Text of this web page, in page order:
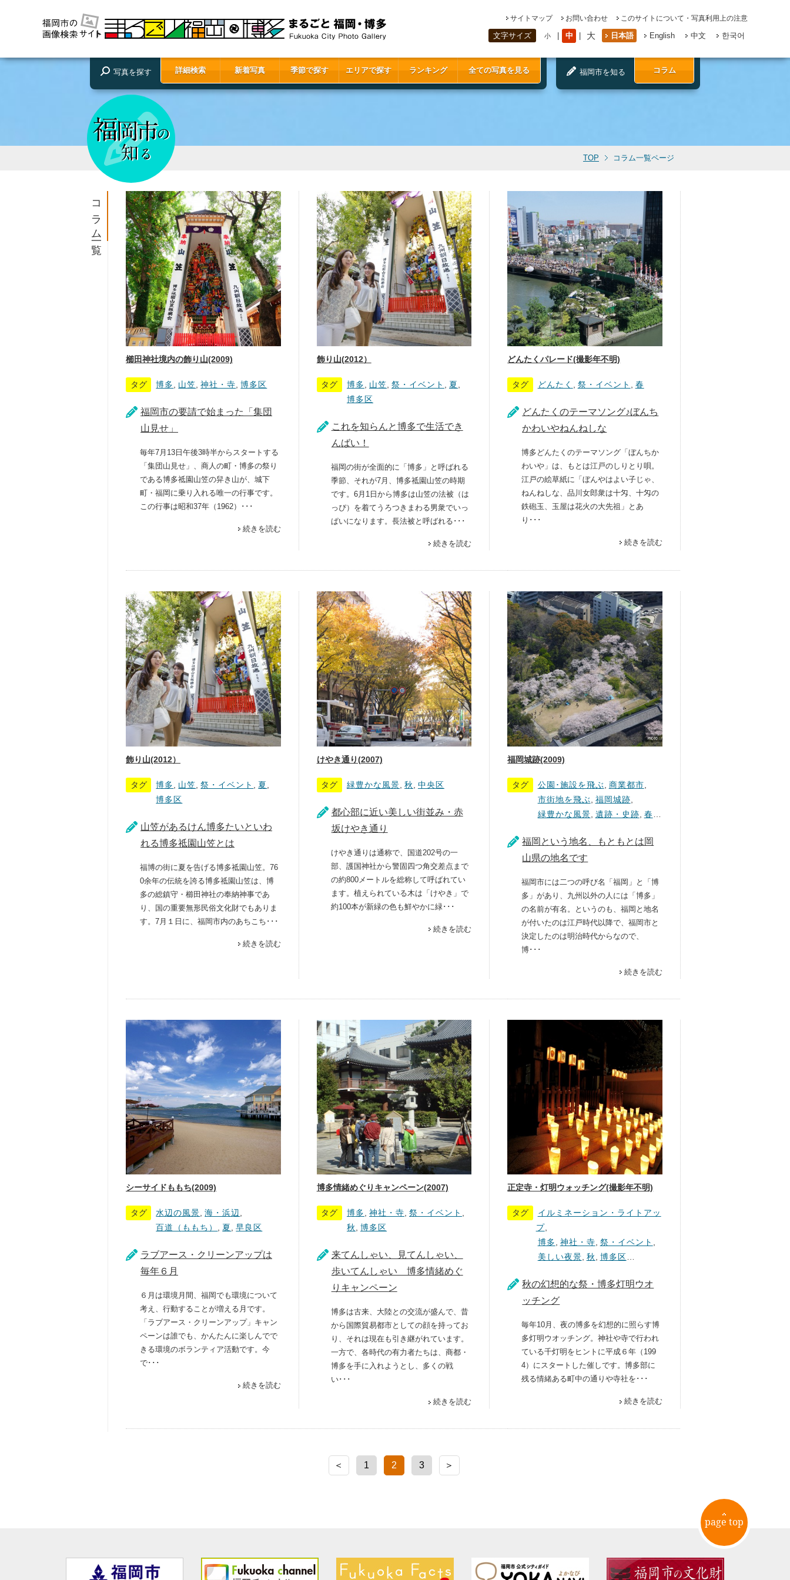
サイトマップ お問い合わせ このサイトについて・写真利用上の注意
文字サイズ 小 中 大 日本語 English 中文 한국어
写真を探す 詳細検索 新着写真 季節で探す エリアで探す ランキング 全ての写真を見る 福岡市を知る コラム
TOP コラム一覧ページ
コラム一覧
櫛田神社境内の飾り山(2009)
タグ 博多 山笠 神社・寺 博多区
福岡市の要請で始まった「集団
山見せ」
毎年7月13日午後3時半からスタートする
「集団山見せ」、商人の町・博多の祭り
である博多祗園山笠の舁き山が、城下
町・福岡に乗り入れる唯一の行事です。
この行事は昭和37年（1962）･･･
続きを読む
飾り山(2012）
タグ 博多 山笠 祭・イベント 夏
博多区
これを知らんと博多で生活でき
んばい！
福岡の街が全面的に「博多」と呼ばれる
季節、それが7月、博多祗園山笠の時期
です。6月1日から博多は山笠の法被（は
っぴ）を着てうろつきまわる男衆でいっ
ぱいになります。長法被と呼ばれる･･･
続きを読む
どんたくパレード(撮影年不明)
タグ どんたく 祭・イベント 春
どんたくのテーマソング♪ぼんち
かわいやねんねしな
博多どんたくのテーマソング「ぼんちか
わいや」は、もとは江戸のしりとり唄。
江戸の絵草紙に「ぼんやはよい子じゃ、
ねんねしな、品川女郎衆は十匁、十匁の
鉄砲玉、玉屋は花火の大先祖」とあ
り･･･
続きを読む
飾り山(2012）
タグ 博多 山笠 祭・イベント 夏
博多区
山笠があるけん博多たいといわ
れる博多祗園山笠とは
福博の街に夏を告げる博多祗園山笠。76
0余年の伝統を誇る博多祗園山笠は、博
多の総鎮守・櫛田神社の奉納神事であ
り、国の重要無形民俗文化財でもありま
す。7月１日に、福岡市内のあちこち･･･
続きを読む
けやき通り(2007)
タグ 緑豊かな風景 秋 中央区
都心部に近い美しい街並み・赤
坂けやき通り
けやき通りは通称で、国道202号の一
部、護国神社から警固四つ角交差点まで
の約800メートルを総称して呼ばれてい
ます。植えられている木は「けやき」で
約100本が新緑の色も鮮やかに緑･･･
続きを読む
福岡城跡(2009)
タグ 公園･施設を飛ぶ 商業都市
市街地を飛ぶ
福岡城跡
緑豊かな風景 遺跡・史跡 春
福岡という地名、もともとは岡
山県の地名です
福岡市には二つの呼び名「福岡」と「博
多」があり、九州以外の人には「博多」
の名前が有名。というのも、福岡と地名
が付いたのは江戸時代以降で、福岡市と
決定したのは明治時代からなので、
博･･･
続きを読む
シーサイドももち(2009)
タグ 水辺の風景 海・浜辺
百道（ももち）
夏 早良区
ラブアース・クリーンアップは
毎年６月
６月は環境月間、福岡でも環境について
考え、行動することが増える月です。
「ラブアース・クリーンアップ」キャン
ペーンは誰でも、かんたんに楽しんでで
きる環境のボランティア活動です。今
で･･･
続きを読む
博多情緒めぐりキャンペーン(2007)
タグ 博多 神社・寺 祭・イベント
秋
博多区
来てんしゃい、見てんしゃい、
歩いてんしゃい 博多情緒めぐ
りキャンペーン
博多は古来、大陸との交流が盛んで、昔
から国際貿易都市としての顔を持ってお
り、それは現在も引き継がれています。
一方で、各時代の有力者たちは、商都・
博多を手に入れようとし、多くの戦
い･･･
続きを読む
正定寺・灯明ウォッチング(撮影年不明)
タグ
イルミネーション・ライトアッ
プ,
博多
神社・寺 祭・イベント
美しい夜景 秋 博多区
秋の幻想的な祭・博多灯明ウオ
ッチング
毎年10月、夜の博多を幻想的に照らす博
多灯明ウオッチング。神社や寺で行われ
ている千灯明をヒントに平成６年（199
4）にスタートした催しです。博多部に
残る情緒ある町中の通りや寺社を･･･
続きを読む
＜ 1 2 3 ＞
page top